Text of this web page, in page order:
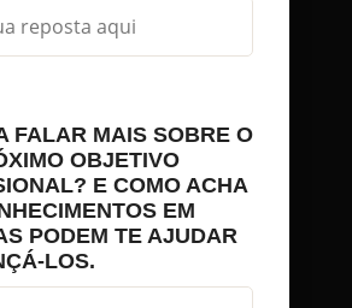
FALAR MAIS SOBRE O
OBJETIVO
E COMO ACHA
EM
PODEM TE AJUDAR
LOS.